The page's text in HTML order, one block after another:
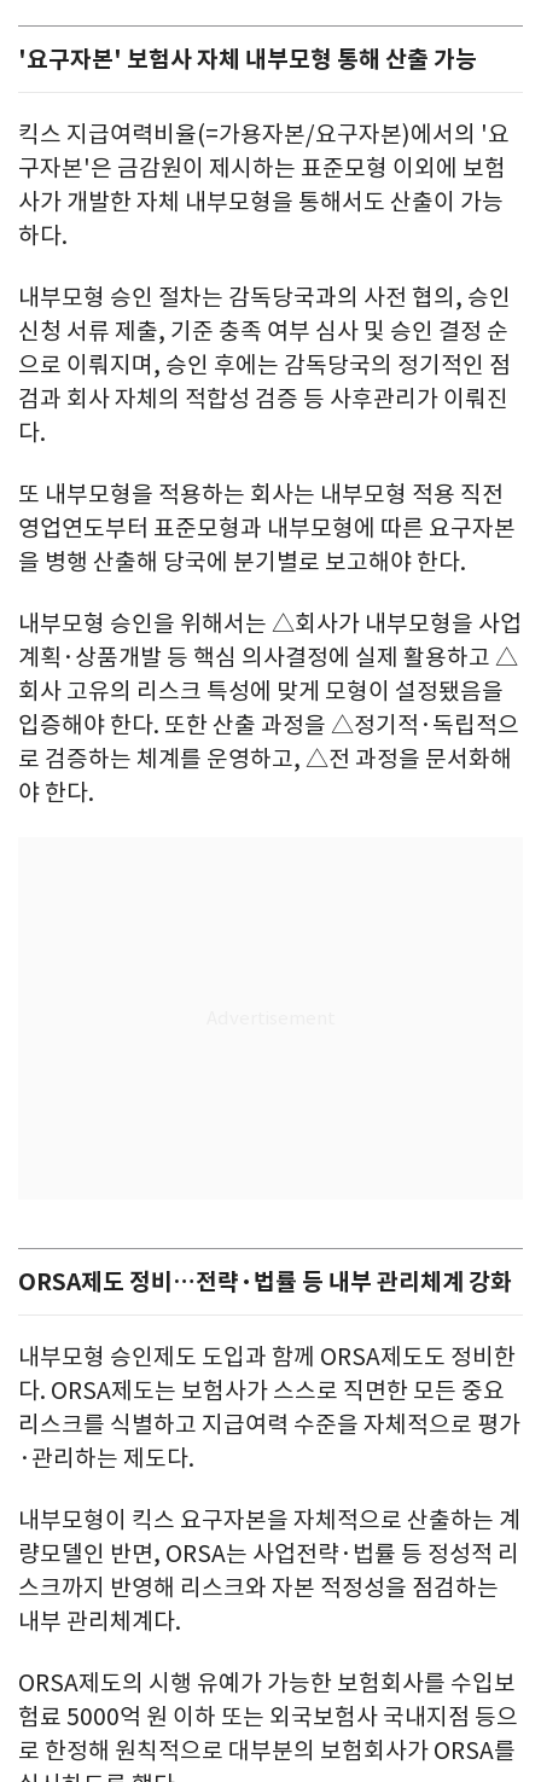
'요구자본' 보험사 자체 내부모형 통해 산출 가능
킥스 지급여력비율(=가용자본/요구자본)에서의 '요
구자본'은 금감원이 제시하는 표준모형 이외에 보험
사가 개발한 자체 내부모형을 통해서도 산출이 가능
하다.
내부모형 승인 절차는 감독당국과의 사전 협의, 승인
신청 서류 제출, 기준 충족 여부 심사 및 승인 결정 순
으로 이뤄지며, 승인 후에는 감독당국의 정기적인 점
검과 회사 자체의 적합성 검증 등 사후관리가 이뤄진
다.
또 내부모형을 적용하는 회사는 내부모형 적용 직전
영업연도부터 표준모형과 내부모형에 따른 요구자본
을 병행 산출해 당국에 분기별로 보고해야 한다.
내부모형 승인을 위해서는 △회사가 내부모형을 사업
계획·상품개발 등 핵심 의사결정에 실제 활용하고 △
회사 고유의 리스크 특성에 맞게 모형이 설정됐음을
입증해야 한다. 또한 산출 과정을 △정기적·독립적으
로 검증하는 체계를 운영하고, △전 과정을 문서화해
야 한다.
ORSA제도 정비…전략·법률 등 내부 관리체계 강화
내부모형 승인제도 도입과 함께 ORSA제도도 정비한
다. ORSA제도는 보험사가 스스로 직면한 모든 중요
리스크를 식별하고 지급여력 수준을 자체적으로 평가
·관리하는 제도다.
내부모형이 킥스 요구자본을 자체적으로 산출하는 계
량모델인 반면, ORSA는 사업전략·법률 등 정성적 리
스크까지 반영해 리스크와 자본 적정성을 점검하는
내부 관리체계다.
ORSA제도의 시행 유예가 가능한 보험회사를 수입보
험료 5000억 원 이하 또는 외국보험사 국내지점 등으
로 한정해 원칙적으로 대부분의 보험회사가 ORSA를